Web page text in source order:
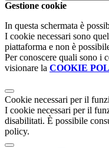
Gestione cookie
In questa schermata è
I cookie necessari sono
piattaforma e non è
Per conoscere quali sono i
visionare la COOKIE
Cookie necessari per il
I cookie necessari per il
disabilitati. È possibile
policy.